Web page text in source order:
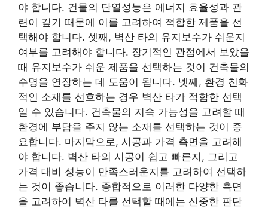
야 합니다. 건물의 단열성능은 에너지 효율성과 관
련이 깊기 때문에 이를 고려하여 적합한 제품을 선
택해야 합니다. 셋째, 벽산 타의 유지보수가 쉬운지
여부를 고려해야 합니다. 장기적인 관점에서 보았을
때 유지보수가 쉬운 제품을 선택하는 것이 건축물의
수명을 연장하는 데 도움이 됩니다. 넷째, 환경 친화
적인 소재를 선호하는 경우 벽산 타가 적합한 선택
일 수 있습니다. 건축물의 지속 가능성을 고려할 때
환경에 부담을 주지 않는 소재를 선택하는 것이 중
요합니다. 마지막으로, 시공과 가격 측면을 고려해
야 합니다. 벽산 타의 시공이 쉽고 빠른지, 그리고
가격 대비 성능이 만족스러운지를 고려하여 선택하
는 것이 좋습니다. 종합적으로 이러한 다양한 측면
을 고려하여 벽산 타를 선택할 때에는 신중한 판단